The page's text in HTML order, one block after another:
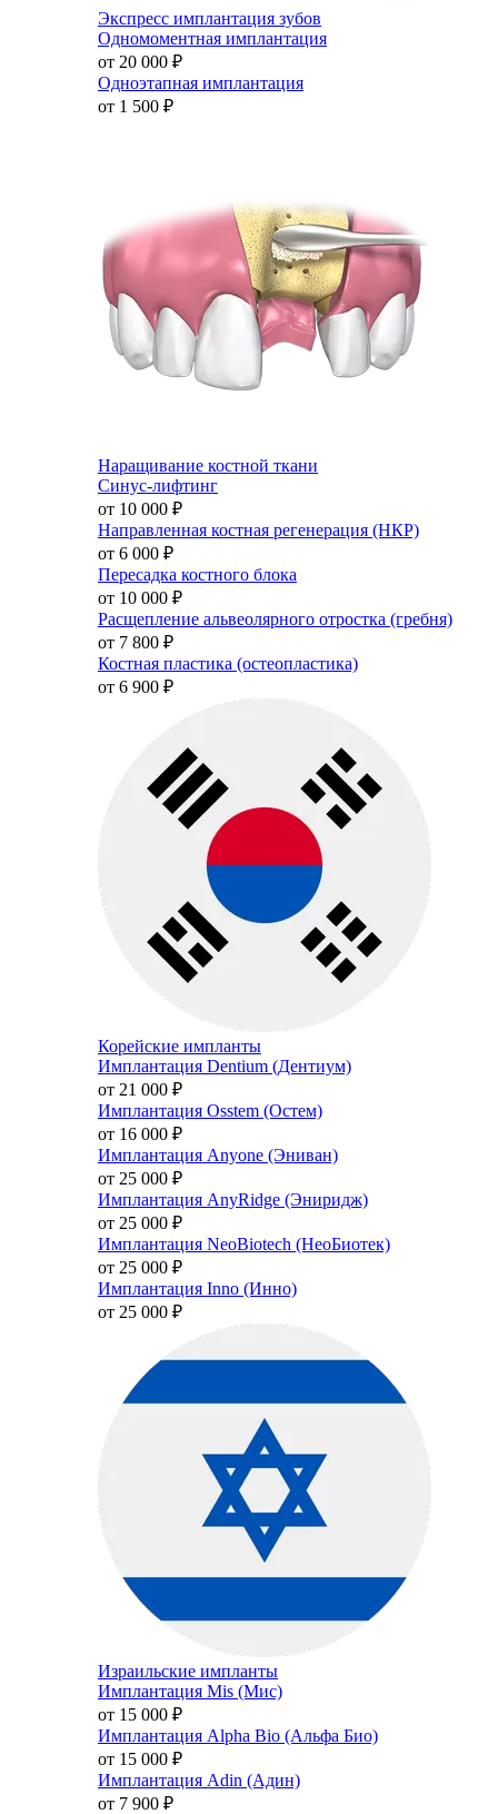
Экспресс имплантация зубов
Одномоментная имплантация
от 20 000 ₽
Одноэтапная имплантация
от 1 500 ₽
Наращивание костной ткани
Синус-лифтинг
от 10 000 ₽
Направленная костная регенерация (НКР)
от 6 000 ₽
Пересадка костного блока
от 10 000 ₽
Расщепление альвеолярного отростка (гребня)
от 7 800 ₽
Костная пластика (остеопластика)
от 6 900 ₽
Корейские импланты
Имплантация Dentium (Дентиум)
от 21 000 ₽
Имплантация Osstem (Остем)
от 16 000 ₽
Имплантация Anyone (Эниван)
от 25 000 ₽
Имплантация AnyRidge (Эниридж)
от 25 000 ₽
Имплантация NeoBiotech (НеоБиотек)
от 25 000 ₽
Имплантация Inno (Инно)
от 25 000 ₽
Израильские импланты
Имплантация Mis (Мис)
от 15 000 ₽
Имплантация Alpha Bio (Альфа Био)
от 15 000 ₽
Имплантация Adin (Адин)
от 7 900 ₽